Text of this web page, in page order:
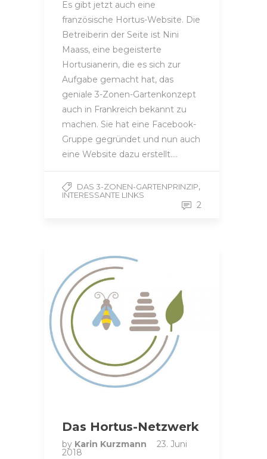
Es gibt jetzt auch eine
französische Hortus-Website. Die
Betreiberin der Seite ist Nini
Maass, eine begeisterte
Hortusianerin, die es sich zur
Aufgabe gemacht hat, das
geniale 3-Zonen-Gartenkonzept
auch in Frankreich bekannt zu
machen. Sie hat eine Facebook-
Gruppe gegründet und nun auch
eine Website dazu erstellt….
DAS 3-ZONEN-GARTENPRINZIP,
INTERESSANTE LINKS
2
Das Hortus-Netzwerk
by Karin Kurzmann 23. Juni
2018